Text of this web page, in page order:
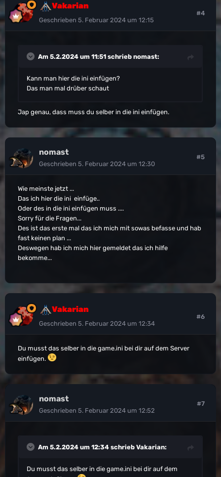
Vakarian
Geschrieben 5. Februar 2024 um 12:15
#4
Am 5.2.2024 um 11:51 schrieb nomast:
Kann man hier die ini einfügen?
Das man mal drüber schaut
Jap genau, dass muss du selber in die ini einfügen.
nomast
Geschrieben 5. Februar 2024 um 12:30
#5
Wie meinste jetzt ...
Das ich hier die ini einfüge..
Oder des in die ini einfügen muss ....
Sorry für die Fragen...
Des ist das erste mal das ich mich mit sowas befasse und hab
fast keinen plan ...
Deswegen hab ich mich hier gemeldet das ich hilfe
bekomme...
Vakarian
Geschrieben 5. Februar 2024 um 12:34
#6
Du musst das selber in die game.ini bei dir auf dem Server
einfügen.
nomast
Geschrieben 5. Februar 2024 um 12:52
#7
Am 5.2.2024 um 12:34 schrieb Vakarian:
Du musst das selber in die game.ini bei dir auf dem